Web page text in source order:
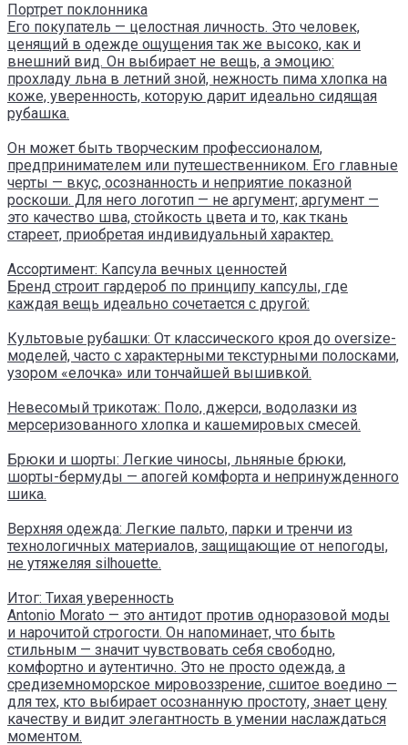
Портрет поклонника
Его покупатель — целостная личность. Это человек,
ценящий в одежде ощущения так же высоко, как и
внешний вид. Он выбирает не вещь, а эмоцию:
прохладу льна в летний зной, нежность пима хлопка на
коже, уверенность, которую дарит идеально сидящая
рубашка.
Он может быть творческим профессионалом,
предпринимателем или путешественником. Его главные
черты — вкус, осознанность и неприятие показной
роскоши. Для него логотип — не аргумент; аргумент —
это качество шва, стойкость цвета и то, как ткань
стареет, приобретая индивидуальный характер.
Ассортимент: Капсула вечных ценностей
Бренд строит гардероб по принципу капсулы, где
каждая вещь идеально сочетается с другой:
Культовые рубашки: От классического кроя до oversize-
моделей, часто с характерными текстурными полосками,
узором «елочка» или тончайшей вышивкой.
Невесомый трикотаж: Поло, джерси, водолазки из
мерсеризованного хлопка и кашемировых смесей.
Брюки и шорты: Легкие чиносы, льняные брюки,
шорты-бермуды — апогей комфорта и непринужденного
шика.
Верхняя одежда: Легкие пальто, парки и тренчи из
технологичных материалов, защищающие от непогоды,
не утяжеляя silhouette.
Итог: Тихая уверенность
Antonio Morato — это антидот против одноразовой моды
и нарочитой строгости. Он напоминает, что быть
стильным — значит чувствовать себя свободно,
комфортно и аутентично. Это не просто одежда, а
средиземноморское мировоззрение, сшитое воедино —
для тех, кто выбирает осознанную простоту, знает цену
качеству и видит элегантность в умении наслаждаться
моментом.